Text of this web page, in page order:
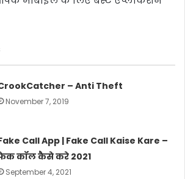
– Anti Theft
November 7, 2019
Call App | Fake Call Kaise Kare –
कॉल कैसे करे 2021
September 4, 2021